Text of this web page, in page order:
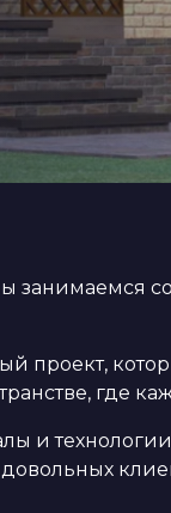
занимаемся
проект,
где
и